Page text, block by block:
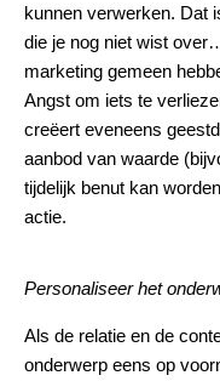
kunnen verwerken. Dat
die je nog niet wist
marketing gemeen
Angst om iets te
creëert eveneens
aanbod van waarde
tijdelijk benut kan
actie.
Personaliseer het
Als de relatie en de
onderwerp eens op